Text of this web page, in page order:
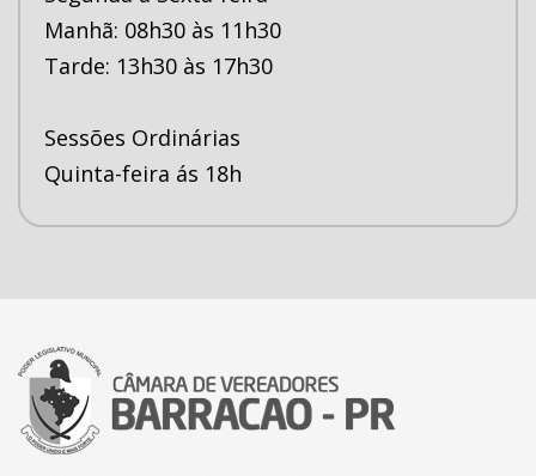
Manhã: 08h30 às 11h30
Tarde: 13h30 às 17h30
Sessões Ordinárias
Quinta-feira ás 18h